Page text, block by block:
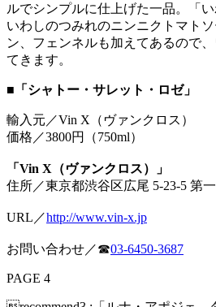
ルでシンプルに仕上げた一品。「
いわしのつみれのニンニクトマト
ン、フェンネルも加えてあるので
てきます。
■「シャトー・サレット・ロゼ」
輸入元／Vin X（ヴァンクロス）
価格／3800円（750ml）
「Vin X（ヴァンクロス）」
住所／東京都渋谷区広尾 5-23-5 第
URL／http://www.vin-x.jp
お問い合わせ／☎03-6450-3687
PAGE 4